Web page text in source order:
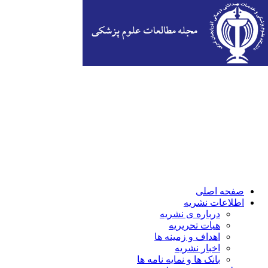
صفحه اصلی
اطلاعات نشریه
درباره ی نشریه
هیات تحریریه
اهداف و زمینه ها
اخبار نشریه
بانک ها و نمایه نامه ها